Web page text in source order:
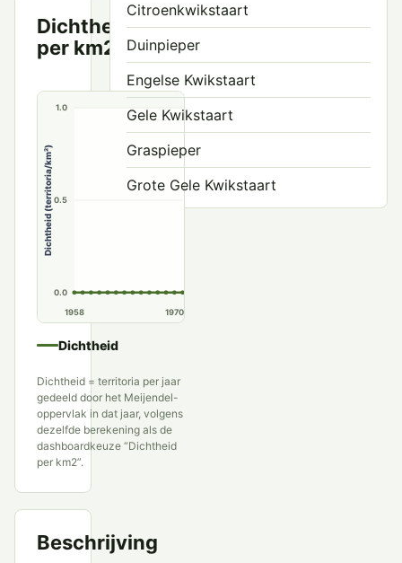
Dichtheid
per km2
Territoria
per km²
0.0
0.5
1.0
Dichtheid (territoria/km²)
1958 1970
Dichtheid
Dichtheid = territoria per jaar
gedeeld door het Meijendel-
oppervlak in dat jaar, volgens
dezelfde berekening als de
dashboardkeuze “Dichtheid
per km2”.
Beschrijving
Citroenkwikstaart
Duinpieper
Engelse Kwikstaart
Gele Kwikstaart
Graspieper
Grote Gele Kwikstaart
Noordse Kwikstaart
Oeverpieper
Rouwkwikstaart
Siberische Boompieper